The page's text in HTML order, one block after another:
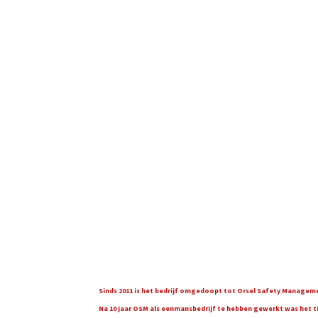
Sinds 2011 is het bedrijf omgedoopt tot Orsel Safety
Na 10 jaar OSM als eenmansbedrijf te hebben gewerkt was